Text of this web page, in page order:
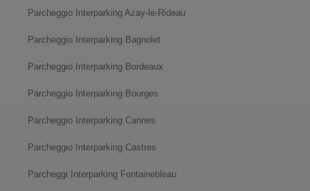
Parcheggio Interparking Azay-le-Rideau
Parcheggio Interparking Bagnolet
Parcheggio Interparking Bordeaux
Parcheggio Interparking Bourges
Parcheggio Interparking Cannes
Parcheggio Interparking Castres
Parcheggi Interparking Fontainebleau